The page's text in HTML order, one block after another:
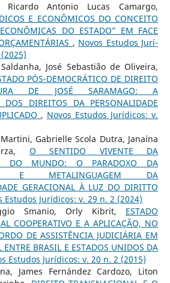
Ricardo Antonio Lucas Camargo,
E ECONÔMICOS DO CONCEITO
DO ESTADO” EM FACE
, Novos Estudos Jurí­
José Sebastião de Oliveira,
PÓS-DEMOCRÁTICO DE DIREITO
DE JOSÉ SARAMAGO: A
DOS DIREITOS DA PERSONALIDADE
, Novos Estudos Jurí­dicos: v.
Gabrielle Scola Dutra, Janaína
O SENTIDO VIVENTE DA
DO MUNDO: O PARADOXO DA
E METALINGUAGEM DA
GERACIONAL À LUZ DO DIRITTO
Estudos Jurí­dicos: v. 29 n. 2 (2024)
Smanio, Orly Kibrit, ESTADO
COOPERATIVO E A APLICAÇÃO, NO
DE ASSISTÊNCIA JUDICIÁRIA EM
ENTRE BRASIL E ESTADOS UNIDOS DA
Estudos Jurí­dicos: v. 20 n. 2 (2015)
James Fernández Cardozo, Liton